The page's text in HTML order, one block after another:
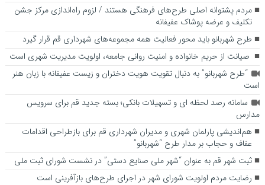
مردم پشتوانه اصلی طرح‌های فرهنگی هستند / لزوم راه‌اندازی مرکز جشن
تکلیف و عرضه پوشاک عفیفانه
طرح شهربانو باید محور فعالیت همه مجموعه‌های شهرداری قم قرار گیرد
صیانت از حریم خانواده و امنیت روانی جامعه، اولویت مدیریت شهری است
“طرح شهربانو” به دنبال تقویت هویت دختران و زیست عفیفانه با زبان هنر
است
سامانه رصد لحظه ای و تسهیلات بانکی؛ بسته جدید قم برای سرویس
مدارس
هم‌اندیشی پارلمان شهری و مدیران شهرداری قم برای بازطراحی اقدامات
عفاف و حجاب بر مدار طرح “شهربانو”
ثبت شهر قم به عنوان “شهر ملی صنایع دستی” در نشست شورای ثبت ملی
رضایت مردم اولویت شورای شهر در اجرای طرح‌های بازآفرینی است